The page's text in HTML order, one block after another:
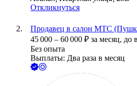
Откликнуться
Продавец в салон МТС
45 000 – 60 000 ₽ за месяц, до
Без опыта
Выплаты: Два раза в месяц